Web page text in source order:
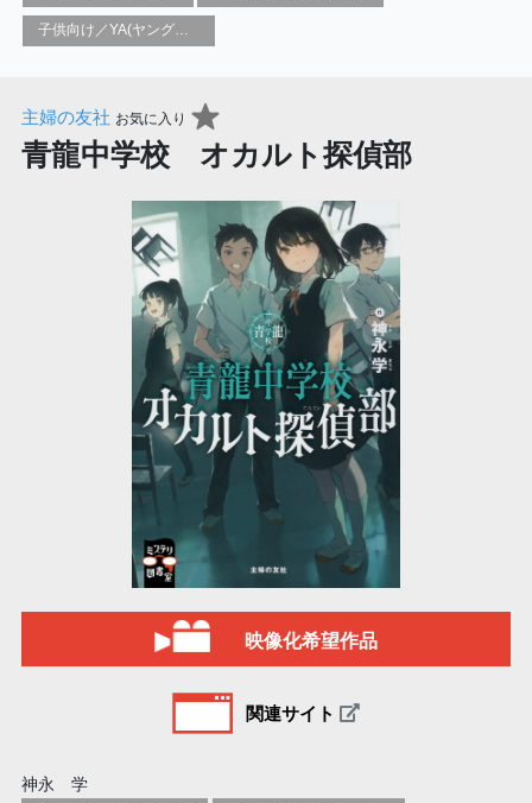
子供向け／YA(ヤングアダルト)向け一般：芸術&芸術家
主婦の友社 お気に入り
青龍中学校 オカルト探偵部
映像化希望作品
関連サイト
神永 学